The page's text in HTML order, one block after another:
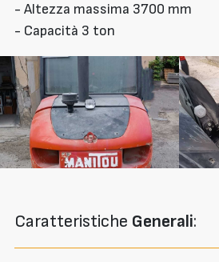
- Altezza massima 3700 mm
- Capacità 3 ton
Caratteristiche Generali: